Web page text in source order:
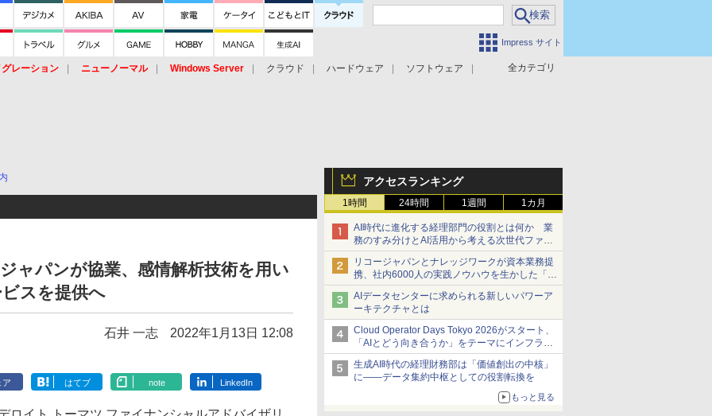
Impress サイト
全カテゴリ
レーション ニューノーマル Windows Server クラウド ハードウェア
ソフトウェア
アクセスランキング
1時間 24時間 1週間 1カ月
AI時代に進化する経理部門の役割とは何か 業
務のすみ分けとAI活用から考える次世代ファイ
ナンス戦略
リコージャパンとナレッジワークが資本業務提
携、社内6000人の実践ノウハウを生かした「AI
商談記録 for RICOH」を展開へ
AIデータセンターに求められる新しいパワーア
ーキテクチャとは
Cloud Operator Days Tokyo 2026がスタート、
「AIとどう向き合うか」をテーマにインフラ運
用の知見を集約
生成AI時代の経理財務部は「価値創出の中核」
に――データ集約中枢としての役割転換を
もっと見る
ャパンが協業、感情解析技術を用い
スを提供へ
石井 一志 2022年1月13日 12:08
ア はてブ note LinkedIn